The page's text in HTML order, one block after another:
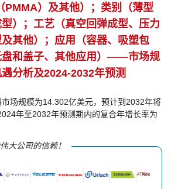
PMMA）及其他）；类别（薄型
）；工艺（真空回弹成型、压力
其他）；应用（容器、吸塑包
盘和盖子、其他应用）——市场规
分析及2024-2032年预测
场规模为14.302亿美元，预计到2032年将
年至2032年预测期内的复合年增长率为
大公司的信赖！